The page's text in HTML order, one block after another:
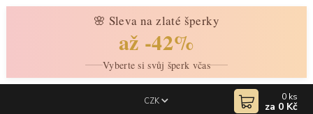
🌸 Sleva na zlaté šperky
až -42%
Vyberte si svůj šperk včas
CZK 0 ks
za 0 Kč